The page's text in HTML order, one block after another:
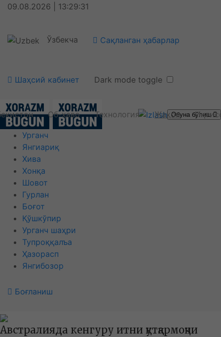
09.08.2026 | 13:29:31
Ўзбекча Сақланган ҳабарлар
Шаҳсий кабинет Dark mode toggle
Об-ҳаво Технология ЖаҳонОбуна бўлиш
Урганч
Янгиариқ
Хива
Хонқа
Шовот
Гурлан
Боғот
Қўшкўпир
Урганч шаҳри
Тупроққалъа
Ҳазорасп
Янгибозор
Боғланиш
Австралияда кенгуру итни қутқармоқчи